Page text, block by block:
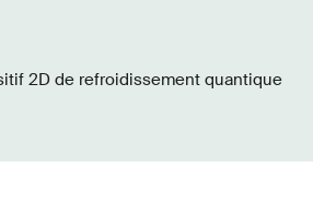
2D de refroidissement quantique